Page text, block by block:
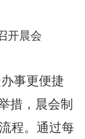
开晨会
事更便捷
措，晨会制
程。通过每